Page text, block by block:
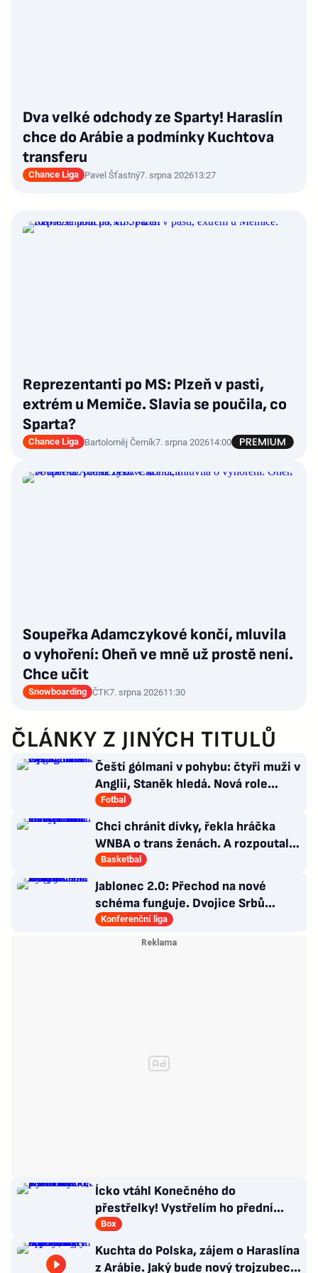
Dva velké odchody ze Sparty! Haraslín
chce do Arábie a podmínky Kuchtova
transferu
Chance Liga Pavel Šťastný7. srpna 202613:27
Reprezentanti po MS: Plzeň v pasti,
extrém u Memiče. Slavia se poučila, co
Sparta?
Chance Liga Bartoloměj Černík7. srpna 202614:00
Soupeřka Adamczykové končí, mluvila
o vyhoření: Oheň ve mně už prostě není.
Chce učit
Snowboarding ČTK7. srpna 202611:30
ČLÁNKY Z JINÝCH TITULŮ
Čeští gólmani v pohybu: čtyři muži v
Anglii, Staněk hledá. Nová role
Kinského
Fotbal
Chci chránit dívky, řekla hráčka
WNBA o trans ženách. A rozpoutala
kulturní válku
Basketbal
Jablonec 2.0: Přechod na nové
schéma funguje. Dvojice Srbů
klíčem k modernímu stylu
Konferenční liga
Ícko vtáhl Konečného do
přestřelky! Vystřelím ho přední
rukou, věří influencer v senzaci
Box
Kuchta do Polska, zájem o Haraslína
z Arábie. Jaký bude nový trojzubec